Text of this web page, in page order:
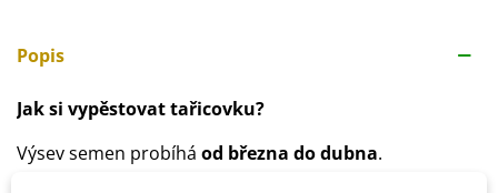
Popis
Jak si vypěstovat tařicovku?
Výsev semen probíhá od března do dubna.